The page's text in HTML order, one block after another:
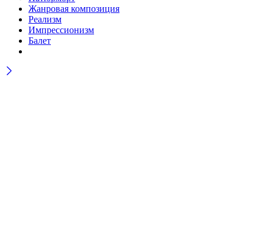
Жанровая композиция
Реализм
Импрессионизм
Балет